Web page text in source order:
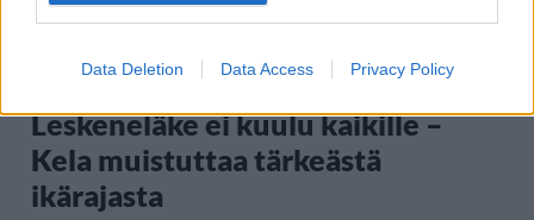
Data Deletion Data Access Privacy Policy
Leskeneläke ei kuulu kaikille –
Kela muistuttaa tärkeästä
ikärajasta